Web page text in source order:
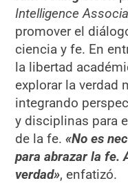
Intelligence
promover el
ciencia y fe. En
la libertad
explorar la verdad
integrando
y disciplinas para
de la fe.«No es
para abrazar la fe.
verdad», enfatizó.